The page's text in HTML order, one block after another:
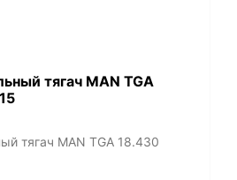
тягач MAN TGA
тягач MAN TGA 18.430